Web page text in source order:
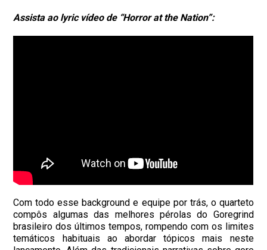
Assista ao lyric vídeo de “Horror at the Nation”:
Com todo esse background e equipe por trás, o quarteto
compôs algumas das melhores pérolas do Goregrind
brasileiro dos últimos tempos, rompendo com os limites
temáticos habituais ao abordar tópicos mais neste